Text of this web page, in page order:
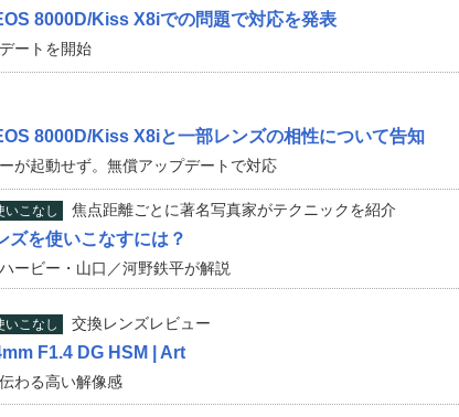
8000D/Kiss X8iでの問題で対応を発表
ートを開始
8000D/Kiss X8iと一部レンズの相性について告知
が起動せず。無償アップデートで対応
いこなし 焦点距離ごとに著名写真家がテクニックを紹介
ズを使いこなすには？
ービー・山口／河野鉄平が解説
いこなし 交換レンズレビュー
F1.4 DG HSM | Art
わる高い解像感